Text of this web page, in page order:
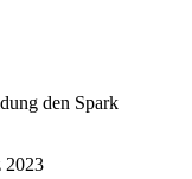
den Spark
2023